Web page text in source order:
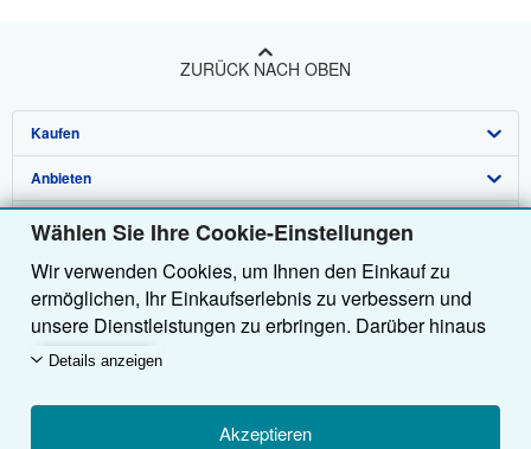
Wählen Sie Ihre Cookie-Einstellungen
Wir verwenden Cookies, um Ihnen den Einkauf zu
ermöglichen, Ihr Einkaufserlebnis zu verbessern und
unsere Dienstleistungen zu erbringen. Darüber hinaus
verwenden wir Cookies, um nachzuvollziehen, wie
Erfassung von Website-Besuchen), sodass wir
Optimierungen vornehmen können. Sofern Sie
Details anzeigen
Akzeptieren
ZURÜCK NACH OBEN
Kaufen
Detailsuche
Sammlungen
Nutzerkonto
Meine Bestellungen
Warenkorb
Anbieten
Verkäufer werden
Partnerprogramm
Empfehlen Sie einen Verkäufer
Über uns
Über uns / Impressum
Presse
Karriere
Datenschutzerklärung
Hilfe
Hilfebereich
Kundenservice
Weitere AbeBooks Unternehmen
AbeBooks.com
AbeBooks.co.uk
AbeBooks folgen